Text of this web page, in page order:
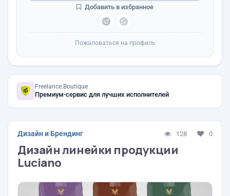
Добавить в избранное
Пожаловаться на профиль
Freelance.Boutique
Премиум-сервис для лучших исполнителей
Дизайн и Брендинг 128 0
Дизайн линейки продукции
Luciano